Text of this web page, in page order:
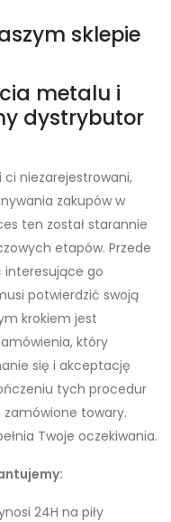
sklepie
ci niezarejestrowani,
zakupów w
ten został starannie
etapów. Przede
interesujące go
potwierdzić swoją
krokiem jest
który
się i akceptację
tych procedur
zamówione towary.
Twoje oczekiwania.
24H na piły